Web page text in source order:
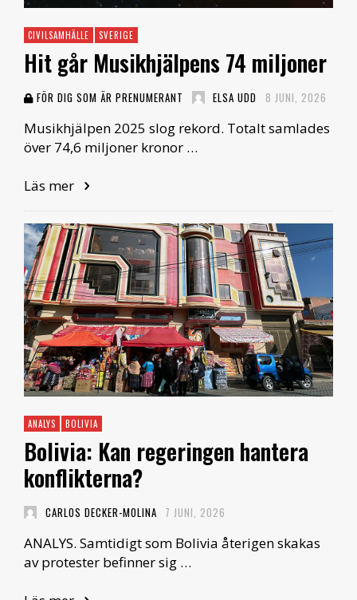
CIVILSAMHÄLLE SVERIGE
Hit går Musikhjälpens 74 miljoner
FÖR DIG SOM ÄR PRENUMERANT ELSA UDD 8 JUNI, 2026
Musikhjälpen 2025 slog rekord. Totalt samlades
över 74,6 miljoner kronor …
Läs mer
ANALYS BOLIVIA
Bolivia: Kan regeringen hantera
konflikterna?
CARLOS DECKER-MOLINA 7 JUNI, 2026
ANALYS. Samtidigt som Bolivia återigen skakas
av protester befinner sig …